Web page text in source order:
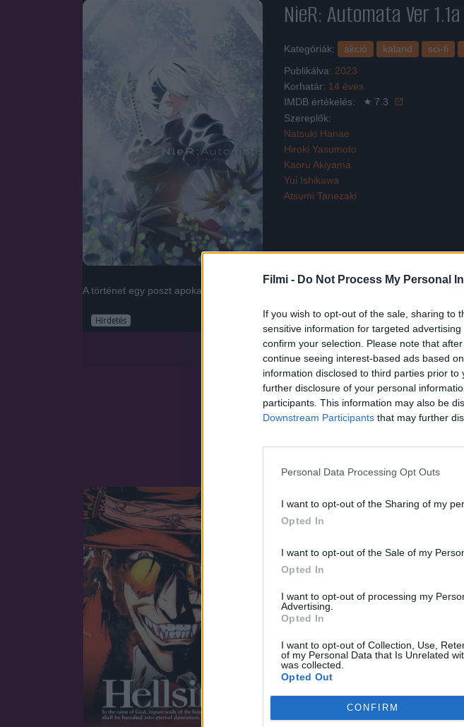
Filmi - Do Not Process My Personal
If you wish to opt-out of the sale, sharing to
sensitive information for targeted
confirm your selection. Please note that
continue seeing interest-based ads based
information disclosed to third parties prior
further disclosure of your personal
participants. This information may also be
Downstream Participants that may further
Personal Data Processing Opt Outs
I want to opt-out of the Sharing of my
Opted In
I want to opt-out of the Sale of my
Opted In
I want to opt-out of processing my
Advertising.
Opted In
I want to opt-out of Collection, Use,
of my Personal Data that Is Unrelated
was collected.
Opted Out
CONFIRM
Hirdetés
NieR: Automata Ver
Kategóriák: akció kaland sci-fi
Publikálva: 2023
Korhatár: 14 éves
IMDB értékelés:
7.3
Szereplők:
Natsuki Hanae
Hiroki Yasumoto
Kaoru Akiyama
Yui Ishikawa
Atsumi Tanezaki
A történet egy poszt apokaliptikus világban játszódik, melyben egy hosszan
Tetszett a sorozat? Oszd
SOROZAT